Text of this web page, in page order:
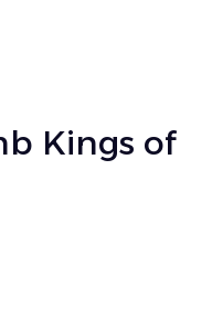
Kings of